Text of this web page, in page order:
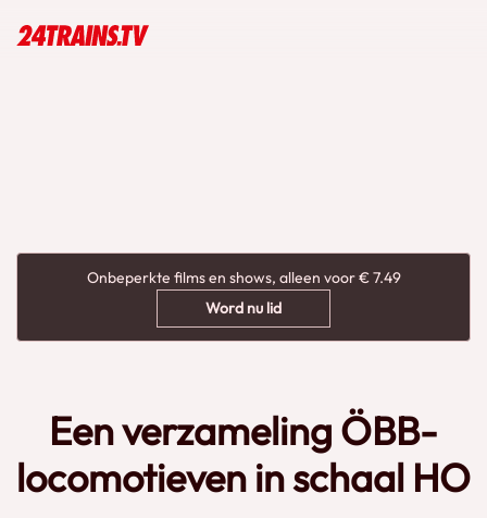
Onbeperkte films en shows, alleen voor € 7.49
Word nu lid
Een verzameling ÖBB-
locomotieven in schaal HO